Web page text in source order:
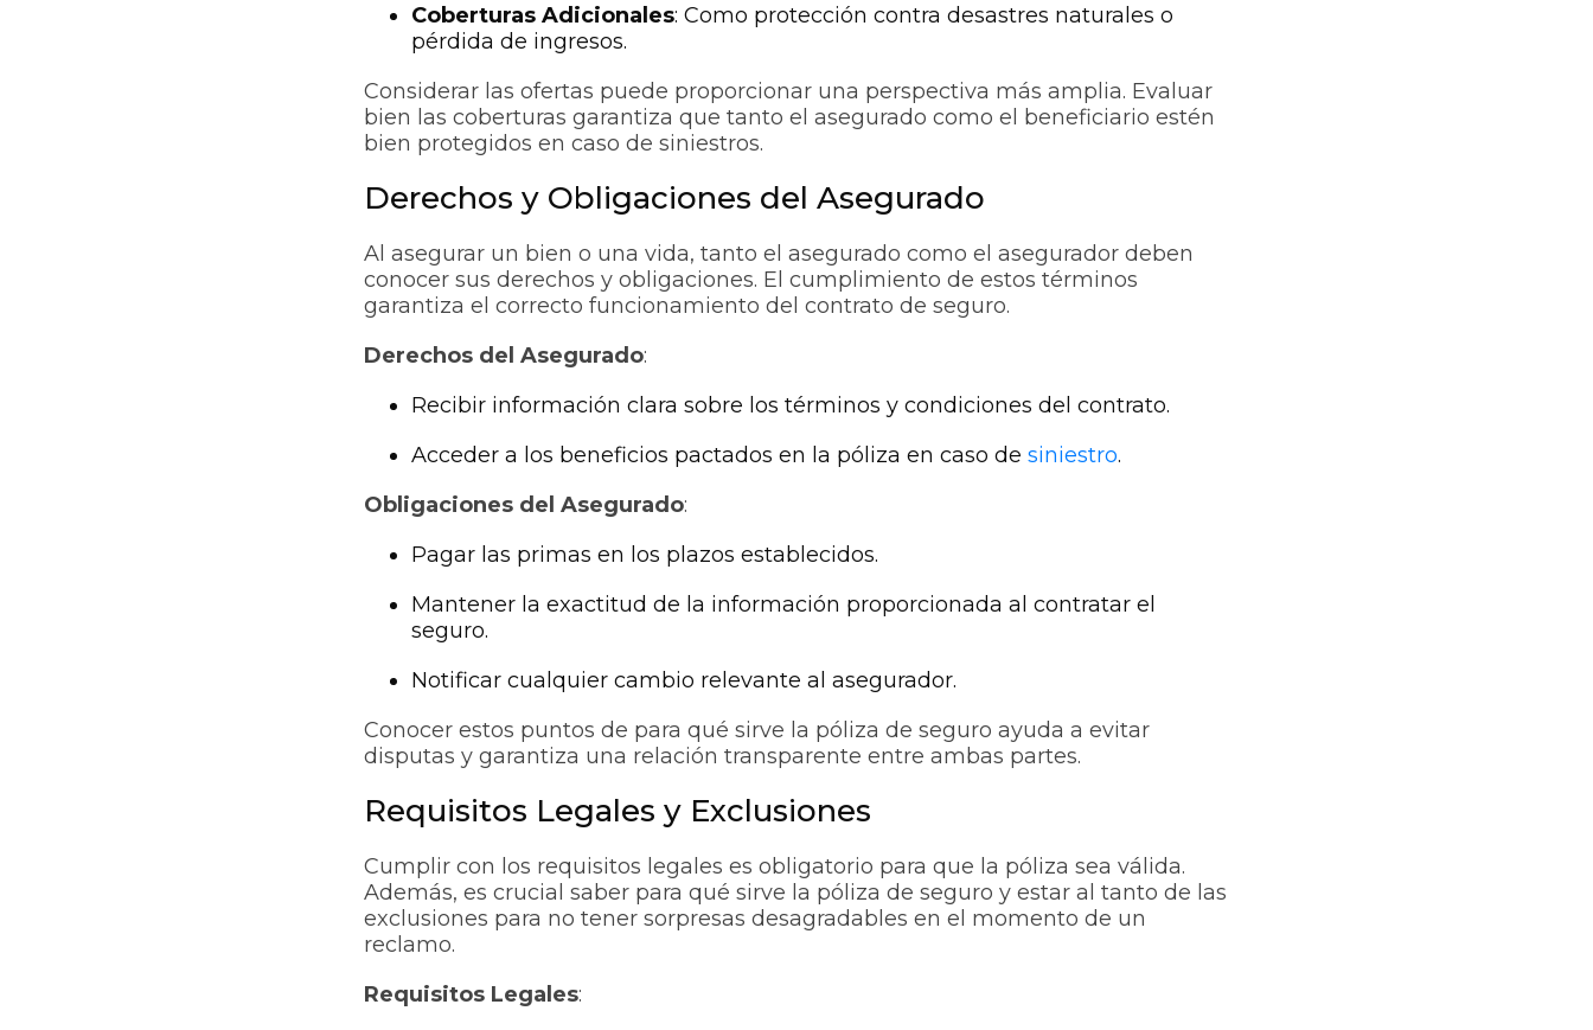
Coberturas Adicionales: Como protección contra desastres naturales o
pérdida de ingresos.
Considerar las ofertas puede proporcionar una perspectiva más amplia. Evaluar
bien las coberturas garantiza que tanto el asegurado como el beneficiario estén
bien protegidos en caso de siniestros.
Derechos y Obligaciones del Asegurado
Al asegurar un bien o una vida, tanto el asegurado como el asegurador deben
conocer sus derechos y obligaciones. El cumplimiento de estos términos
garantiza el correcto funcionamiento del contrato de seguro.
Derechos del Asegurado:
Recibir información clara sobre los términos y condiciones del contrato.
Acceder a los beneficios pactados en la póliza en caso de siniestro.
Obligaciones del Asegurado:
Pagar las primas en los plazos establecidos.
Mantener la exactitud de la información proporcionada al contratar el
seguro.
Notificar cualquier cambio relevante al asegurador.
Conocer estos puntos de para qué sirve la póliza de seguro ayuda a evitar
disputas y garantiza una relación transparente entre ambas partes.
Requisitos Legales y Exclusiones
Cumplir con los requisitos legales es obligatorio para que la póliza sea válida.
Además, es crucial saber para qué sirve la póliza de seguro y estar al tanto de las
exclusiones para no tener sorpresas desagradables en el momento de un
reclamo.
Requisitos Legales: